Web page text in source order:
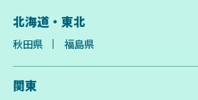
北海道・東北
秋田県 福島県
関東